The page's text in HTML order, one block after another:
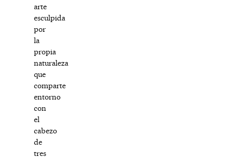
arte
esculpida
por
la
propia
naturaleza
que
comparte
entorno
con
el
cabezo
de
tres